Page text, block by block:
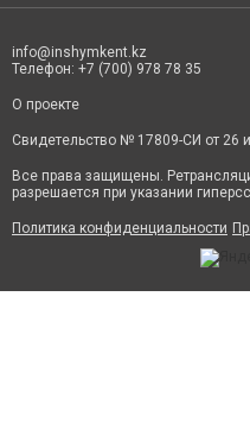
info@inshymkent.kz
Телефон: +7 (700) 978 78 35
О проекте
Свидетельство № 17809-СИ от 26
Все права защищены.
разрешается при указании
Политика конфиденциальности